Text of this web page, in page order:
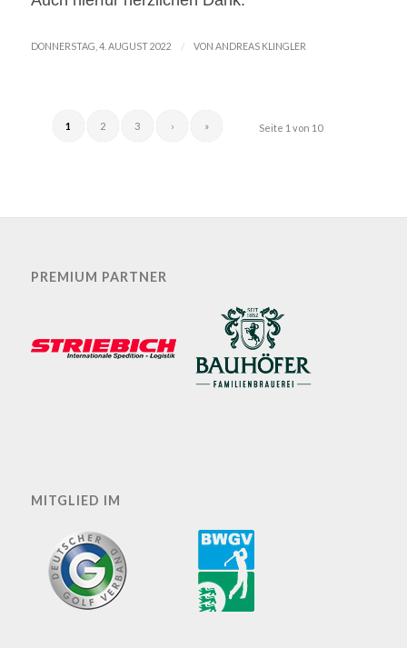
DONNERSTAG, 4. AUGUST 2022 / VON ANDREAS KLINGLER
Seite 1 von 10
1 2 3 › »
PREMIUM PARTNER
MITGLIED IM